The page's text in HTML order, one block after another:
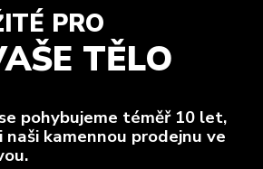
PRO
TĚLO
se pohybujeme téměř 10 let,
kamennou prodejnu ve